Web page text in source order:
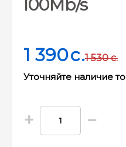
100Mb/s
1 390c.
Уточняйте наличие
1 530 c.
+ −